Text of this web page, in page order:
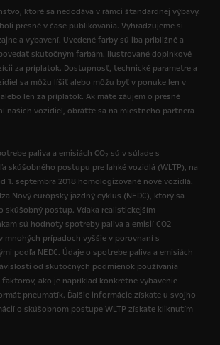
ktoré sa nedodáva v rámci štandardnej výbavy.
presné v čase publikovania. Vyhradzujeme si
a vybavení. Uvedené farby sú iba približné a
skutočným farbám. Ilustrované doplnkové
za príplatok. Dostupnosť, technické parametre a
sa môžu líšiť alebo môžu byť v ponuke len v
len za príplatok. Ak máte záujem o presné
našich vozidiel, obráťte sa na miestneho partnera
paliva a emisiách CO2 sú v súlade s
skúšobného postupu pre ľahké vozidlá (WLTP), na
1. septembra 2018 homologizované nové vozidlá.
Nový európsky jazdný cyklus (NEDC), ktorý sa
skúšobný postup. Vďaka realistickejším
sú hodnoty spotreby paliva a emisií CO2
mnohých prípadoch vyššie v porovnaní s
podľa NEDC. Údaje o spotrebe paliva a emisiách
od skutočných podmienok používania
ako je napríklad konkrétne vybavenie
pneumatík. Ďalšie informácie získate u svojho
o skúšobnom postupe WLTP získate kliknutím